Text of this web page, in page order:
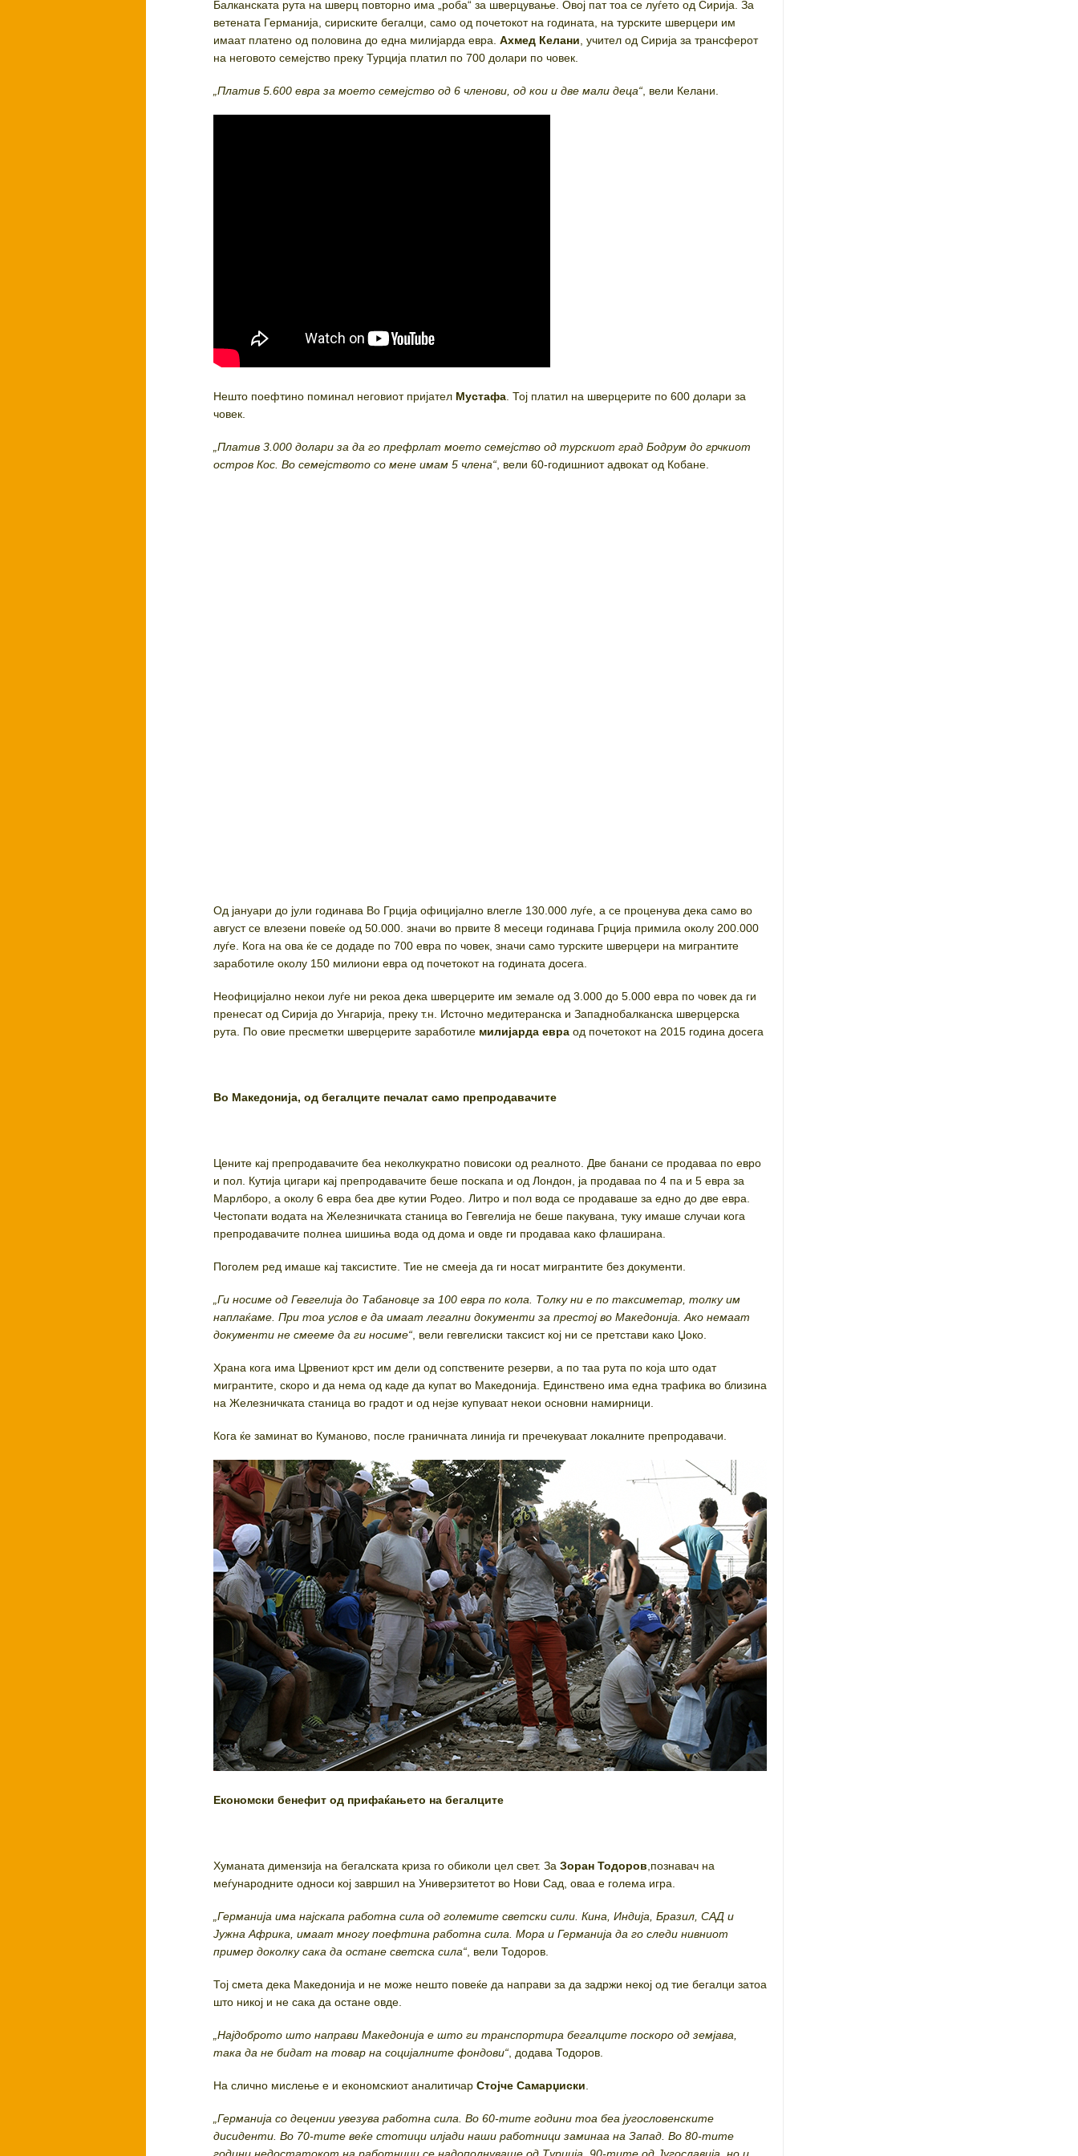
Балканската рута на шверц повторно има „роба“ за шверцување. Овој пат тоа се луѓето од Сирија. За
ветената Германија, сириските бегалци, само од почетокот на годината, на турските шверцери им
имаат платено од половина до една милијарда евра.Ахмед Келани , учител од Сирија за трансферот
на неговото семејство преку Турција платил по 700 долари по човек.
„Платив 5.600 евра за моето семејство од 6 членови, од кои и две мали деца“ , вели Келани.
Нешто поефтино поминал неговиот пријател Мустафа . Тој платил на шверцерите по 600 долари за
човек.
„Платив 3.000 долари за да го префрлат моето семејство од турскиот град Бодрум до грчкиот
остров Кос. Во семејството со мене имам 5 члена“ , вели 60-годишниот адвокат од Кобане.
Од јануари до јули годинава Во Грција официјално влегле 130.000 луѓе, а се проценува дека само во
август се влезени повеќе од 50.000. значи во првите 8 месеци годинава Грција примила околу 200.000
луѓе. Кога на ова ќе се додаде по 700 евра по човек, значи само турските шверцери на мигрантите
заработиле околу 150 милиони евра од почетокот на годината досега.
Неофицијално некои луѓе ни рекоа дека шверцерите им земале од 3.000 до 5.000 евра по човек да ги
пренесат од Сирија до Унгарија, преку т.н. Источно медитеранска и Западнобалканска шверцерска
рута. По овие пресметки шверцерите заработиле милијарда евра од почетокот на 2015 година досега
Во Македонија, од бегалците печалат само препродавачите
Цените кај препродавачите беа неколкукратно повисоки од реалното. Две банани се продаваа по евро
и пол. Кутија цигари кај препродавачите беше поскапа и од Лондон, ја продаваа по 4 па и 5 евра за
Марлборо, а околу 6 евра беа две кутии Родео. Литро и пол вода се продаваше за едно до две евра.
Честопати водата на Железничката станица во Гевгелија не беше пакувана, туку имаше случаи кога
препродавачите полнеа шишиња вода од дома и овде ги продаваа како флаширана.
Поголем ред имаше кај таксистите. Тие не смееја да ги носат мигрантите без документи.
„Ги носиме од Гевгелија до Табановце за 100 евра по кола. Толку ни е по таксиметар, толку им
наплаќаме. При тоа услов е да имаат легални документи за престој во Македонија. Ако немаат
документи не смееме да ги носиме“ , вели гевгелиски таксист кој ни се претстави како Џоко.
Храна кога има Црвениот крст им дели од сопствените резерви, а по таа рута по која што одат
мигрантите, скоро и да нема од каде да купат во Македонија. Единствено има една трафика во близина
на Железничката станица во градот и од нејзе купуваат некои основни намирници.
Кога ќе заминат во Куманово, после граничната линија ги пречекуваат локалните препродавачи.
Економски бенефит од прифаќањето на бегалците
Хуманата димензија на бегалската криза го обиколи цел свет. ЗаЗоран Тодоров ,познавач на
меѓународните односи кој завршил на Универзитетот во Нови Сад, оваа е голема игра.
„Германија има најскапа работна сила од големите светски сили. Кина, Индија, Бразил, САД и
Јужна Африка, имаат многу поефтина работна сила. Мора и Германија да го следи нивниот
пример доколку сака да остане светска сила“ , вели Тодоров.
Тој смета дека Македонија и не може нешто повеќе да направи за да задржи некој од тие бегалци затоа
што никој и не сака да остане овде.
„Најдоброто што направи Македонија е што ги транспортира бегалците поскоро од земјава,
така да не бидат на товар на социјалните фондови“ , додава Тодоров.
На слично мислење е и економскиот аналитичарСтојче Самарџиски
„Германија со децении увезува работна сила. Во 60-тите години тоа беа југословенските
дисиденти. Во 70-тите веќе стотици илјади наши работници заминаа на Запад. Во 80-тите